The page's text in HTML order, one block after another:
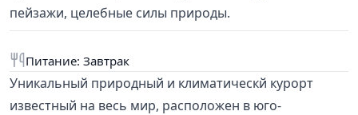
пейзажи, целебные силы природы.
Питание: Завтрак
Уникальный природный и климатическй курорт
известный на весь мир, расположен в юго-